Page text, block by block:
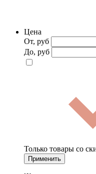
Цена
От, руб
До, руб
Только товары со
Применить